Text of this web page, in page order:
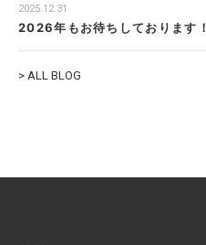
2025.12.31
2026年もお待ちしております！
> ALL BLOG